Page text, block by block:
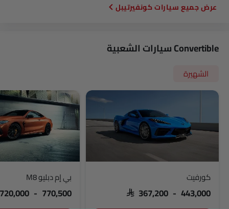
سيارات كونفيرتيبل
Convertible سيارات الشعبية
الشهيرة
كورفيت
SAR 367,200 - 443,000
بي إم دبليو M8
720,000 - 770,500